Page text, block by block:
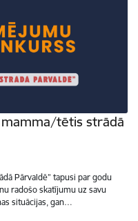
tētis strādā
Pārvaldē” tapusi par godu
radošo skatījumu uz savu
situācijas, gan…